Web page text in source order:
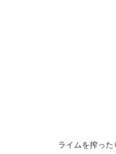
ライムを搾った